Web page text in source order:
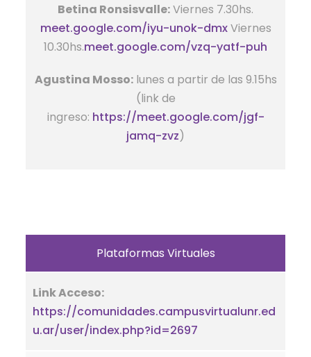
Betina Ronsisvalle:Viernes 7.30hs.
meet.google.com/iyu-unok-dmxViernes
10.30hs.meet.google.com/vzq-yatf-puh
Agustina Mosso:lunes a partir de las 9.15hs
(link de
ingreso: https://meet.google.com/jgf-
jamq-zvz)
Plataformas Virtuales
Link Acceso:
https://comunidades.campusvirtualunr.ed
u.ar/user/index.php?id=2697